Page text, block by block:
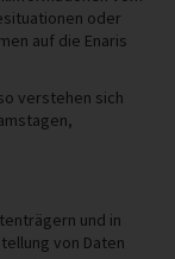
oder
auf die Enaris
verstehen sich
und in
von Daten